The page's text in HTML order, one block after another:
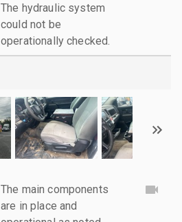
The hydraulic system
could not be
operationally checked.
The main components
are in place and